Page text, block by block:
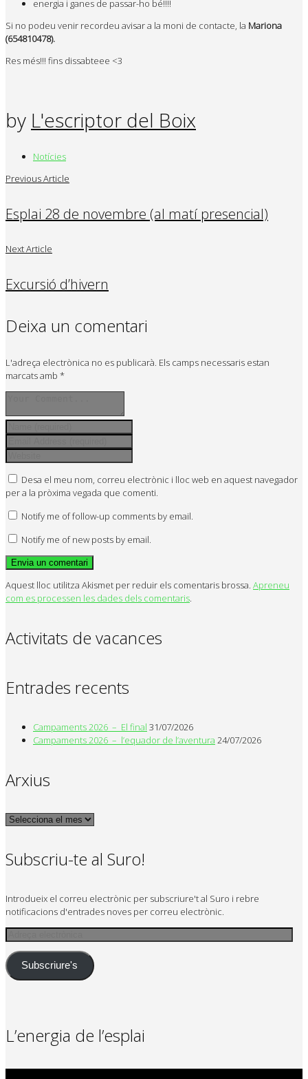
energia i ganes de passar-ho bé!!!!
Si no podeu venir recordeu avisar a la moni de contacte, la Mariona
(654810478).
Res més!!! fins dissabteee <3
by L'escriptor del Boix
Notícies
Previous Article
Esplai 28 de novembre (al matí presencial)
Next Article
Excursió d’hivern
Deixa un comentari
L'adreça electrònica no es publicarà. Els camps necessaris estan
marcats amb *
Desa el meu nom, correu electrònic i lloc web en aquest navegador
per a la pròxima vegada que comenti.
Notify me of follow-up comments by email.
Notify me of new posts by email.
Aquest lloc utilitza Akismet per reduir els comentaris brossa. Apreneu
com es processen les dades dels comentaris
Activitats de vacances
Entrades recents
Campaments 2026 – El final 31/07/2026
Campaments 2026 – l’equador de l’aventura 24/07/2026
Arxius
Arxius
Subscriu-te al Suro!
Introdueix el correu electrònic per subscriure't al Suro i rebre
notificacions d'entrades noves per correu electrònic.
Adreça
electrònica
Subscriure's
L’energia de l’esplai